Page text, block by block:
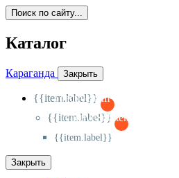
Поиск по сайту...
Каталог
Караганда Закрыть
{{item.label}}
{{activeItem==item.id?'-
{{item.label}}
{{activeSubitem==item.id?'-
{{item.label}}
Закрыть